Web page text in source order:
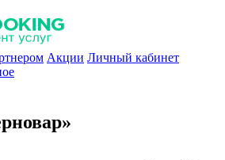
Акции Личный кабинет